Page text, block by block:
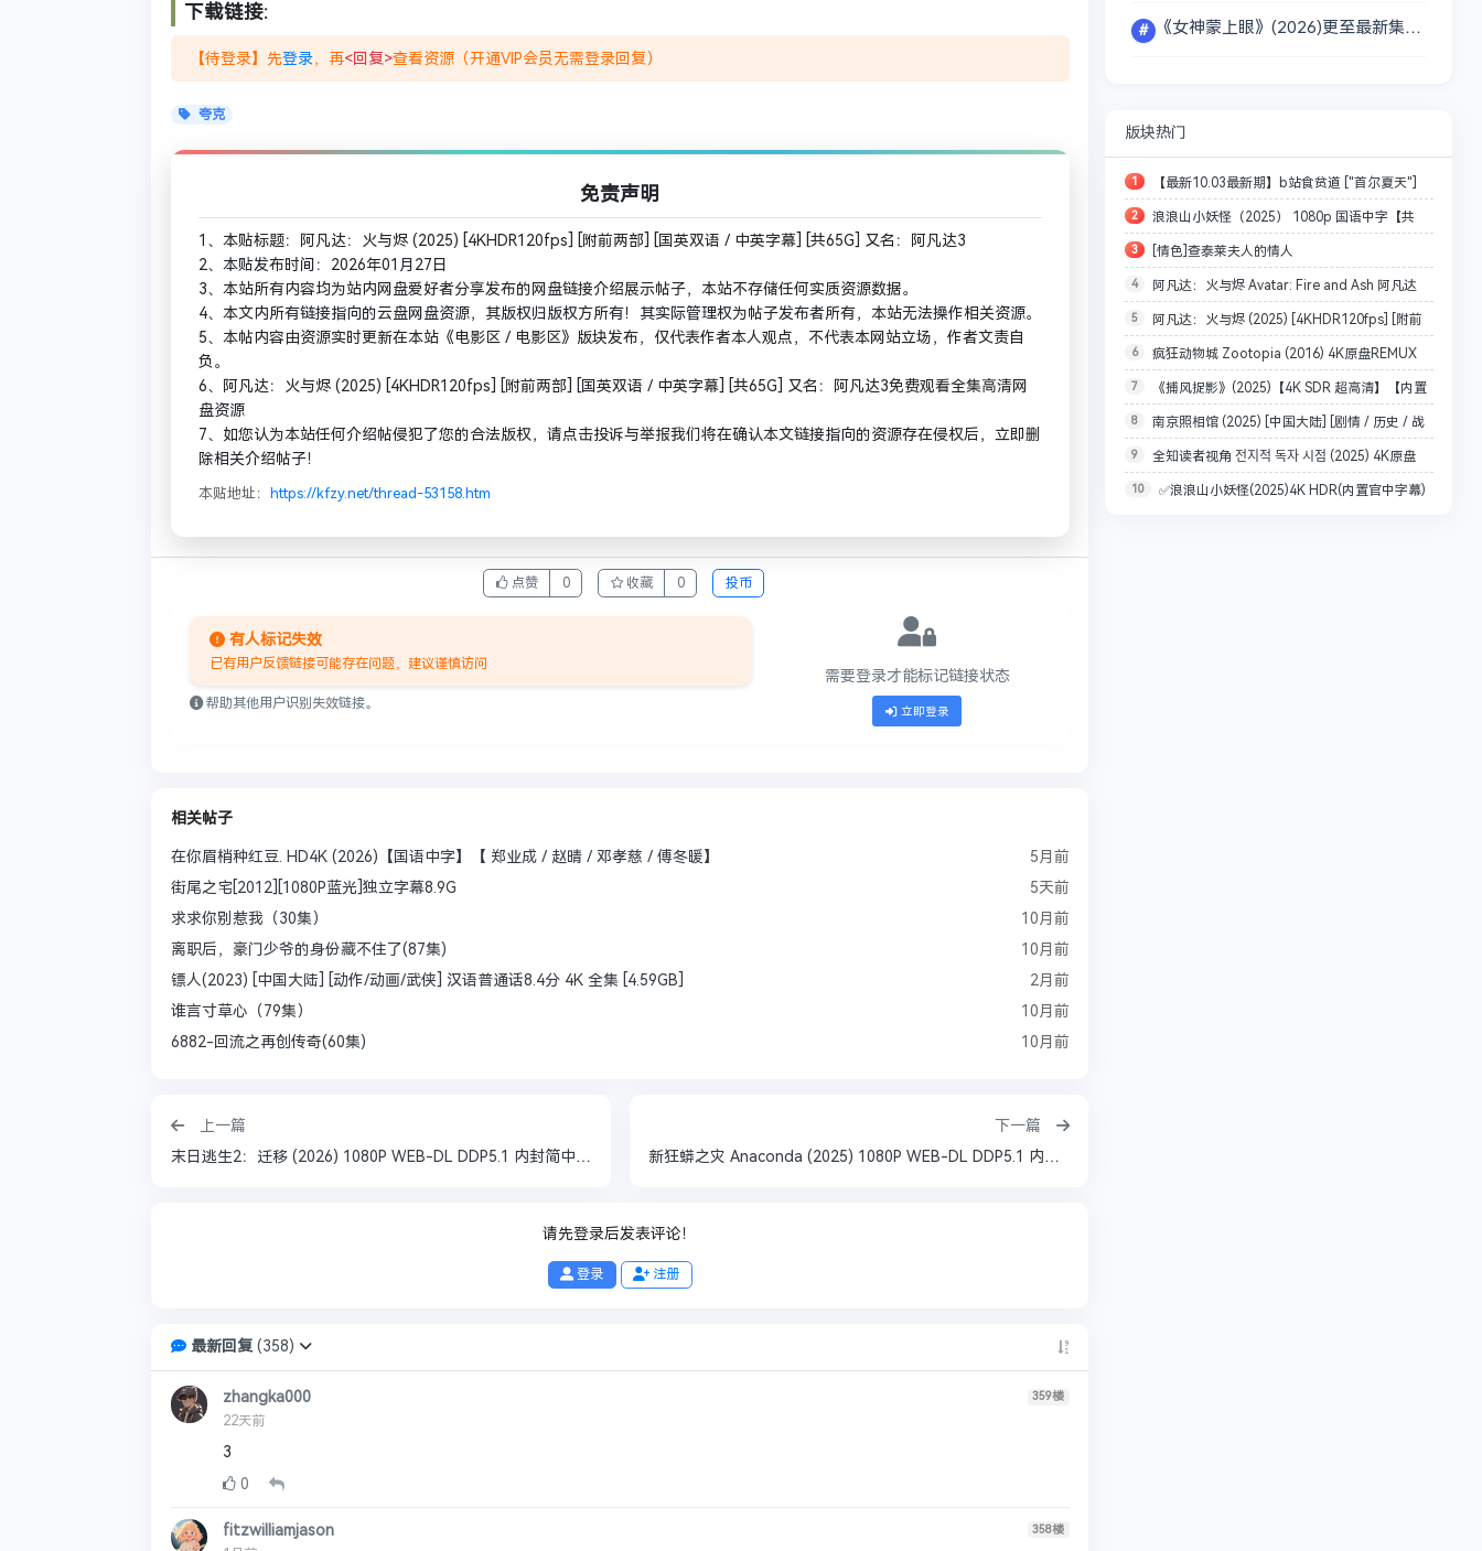
下载链接:
【待登录】先登录，再<回复>查看资源（开通VIP会员无需登录回复）
夸克
免责声明
1、本贴标题：阿凡达：火与烬 (2025) [4KHDR120fps] [附前两部] [国英双语 / 中英字幕] [共65G] 又名：阿凡达3
2、本贴发布时间：2026年01月27日
3、本站所有内容均为站内网盘爱好者分享发布的网盘链接介绍展示帖子，本站不存储任何实质资源数据。
4、本文内所有链接指向的云盘网盘资源，其版权归版权方所有！其实际管理权为帖子发布者所有，本站无法操作相关资源。
5、本帖内容由资源实时更新在本站《电影区 / 电影区》版块发布，仅代表作者本人观点，不代表本网站立场，作者文责自
负。
6、阿凡达：火与烬 (2025) [4KHDR120fps] [附前两部] [国英双语 / 中英字幕] [共65G] 又名：阿凡达3免费观看全集高清网
盘资源
7、如您认为本站任何介绍帖侵犯了您的合法版权，请点击投诉与举报我们将在确认本文链接指向的资源存在侵权后，立即删
除相关介绍帖子！
本贴地址： https://kfzy.net/thread-53158.htm
点赞 0 收藏 0 投币
有人标记失效
已有用户反馈链接可能存在问题，建议谨慎访问
帮助其他用户识别失效链接。
需要登录才能标记链接状态
立即登录
相关帖子
在你眉梢种红豆. HD4K (2026)【国语中字】【 郑业成 / 赵晴 / 邓孝慈 / 傅冬暖】
5月前
街尾之宅[2012][1080P蓝光]独立字幕8.9G
5天前
求求你别惹我（30集）
10月前
离职后，豪门少爷的身份藏不住了(87集)
10月前
镖人(2023) [中国大陆] [动作/动画/武侠] 汉语普通话8.4分 4K 全集 [4.59GB]
2月前
谁言寸草心（79集）
10月前
6882-回流之再创传奇(60集)
10月前
上一篇
末日逃生2：迁移 (2026) 1080P WEB-DL DDP5.1 内封简中【5.5GB】
下一篇
新狂蟒之灾 Anaconda‎ (2025) 1080P WEB-DL DDP5.1 内封中字【5.8GB】
请先登录后发表评论！
登录 注册
最新回复( 358)
zhangka000
22天前
359楼
3
0
fitzwilliamjason 358楼
# 《女神蒙上眼》(2026)更至最新集【4K】内置官方中文字幕 1.6G / 集 【辛芷蕾/林雨申】【47.6G】
版块热门
1 【最新10.03最新期】b站食贫道 ["首尔夏天"]
(2025) 4K [内嵌中字][附往期全集视频]【144.8G】
2 浪浪山小妖怪（2025） 1080p 国语中字【共
6.7GB】
3 [情色]查泰莱夫人的情人
1981.BD1080P.X265.10Bit.AC3.DDP5.1.English.CH
S-ENG.JKYY[3.2G]
4 阿凡达：火与烬 Avatar: Fire and Ash 阿凡达
3(2025) 4K 120帧 英语中字[72.4GB]
5 阿凡达：火与烬 (2025) [4KHDR120fps] [附前
两部] [国英双语 / 中英字幕] [共65G] 又名：阿凡达3
6 疯狂动物城 Zootopia (2016) 4K原盘REMUX
国英双音 内封中英双语字幕【45.9G】
7 《捕风捉影》(2025)【4K SDR 超高清】【内置
官中字幕】【国粤双语音轨版本】（9.1G）（捕风追
影）【梁家辉影帝作品】
8 南京照相馆 (2025) [中国大陆] [剧情 / 历史 / 战
争] 汉语普通话 / 4K高清资源
9 全知读者视角 전지적 독자 시점 (2025) 4K原盘
REMUUX 杜比视界 内封字幕【73.6G】
10 ✅浪浪山小妖怪(2025)4K HDR(内置官中字幕)